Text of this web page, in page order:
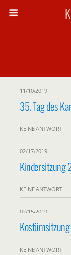
11/10/2019
35. Tag des
KEINE ANTWORT
02/17/2019
Kindersitzung
KEINE ANTWORT
02/15/2019
KEINE ANTWORT